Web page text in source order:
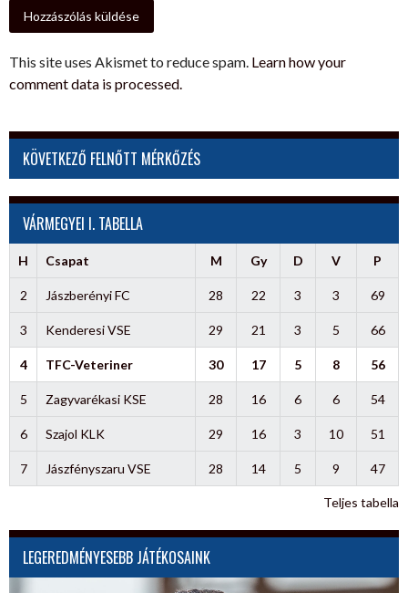
This site uses Akismet to reduce spam. Learn how your
comment data is processed.
KÖVETKEZŐ FELNŐTT MÉRKŐZÉS
VÁRMEGYEI I. TABELLA
H Csapat M Gy D V P
2 Jászberényi FC 28 22 3 3 69
3 Kenderesi VSE 29 21 3 5 66
4 TFC-Veteriner 30 17 5 8 56
5 Zagyvarékasi KSE 28 16 6 6 54
6 Szajol KLK 29 16 3 10 51
7 Jászfényszaru VSE 28 14 5 9 47
Teljes tabella
LEGEREDMÉNYESEBB JÁTÉKOSAINK